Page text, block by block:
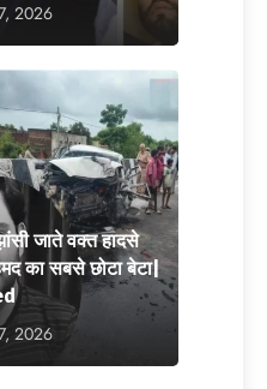
2026
जाते वक्त हादसे
का सबसे छोटा बेटा|
2026